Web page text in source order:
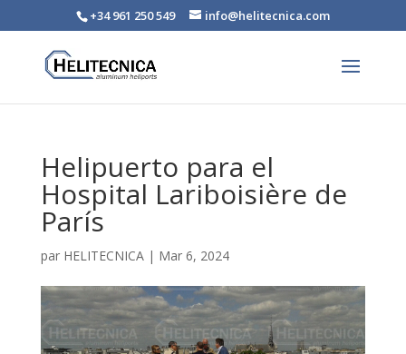
+34 961 250 549 info@helitecnica.com
Helipuerto para el
Hospital Lariboisière de
París
par HELITECNICA| Mar 6, 2024